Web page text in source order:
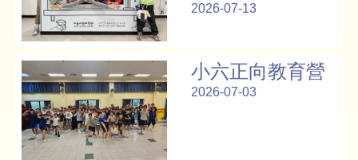
2026-07-13
小六正向教育營
2026-07-03